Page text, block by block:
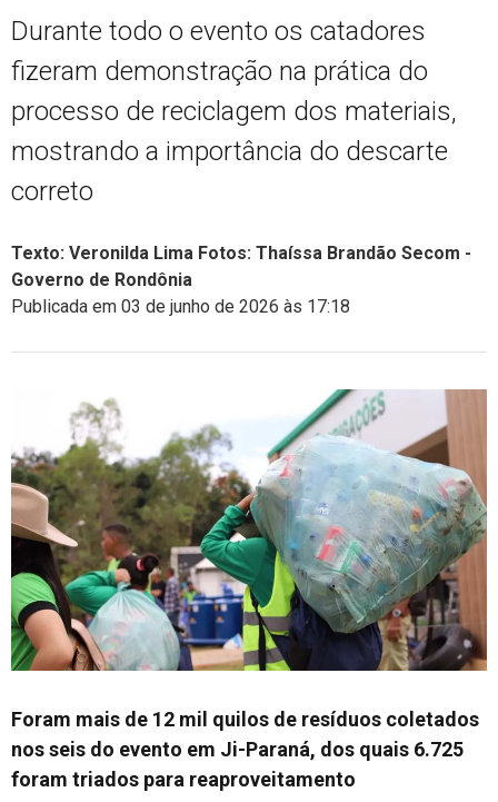
Durante todo o evento os catadores
fizeram demonstração na prática do
processo de reciclagem dos materiais,
mostrando a importância do descarte
correto
Texto: Veronilda Lima Fotos: Thaíssa Brandão Secom -
Governo de Rondônia
Publicada em 03 de junho de 2026 às 17:18
Foram mais de 12 mil quilos de resíduos coletados
nos seis do evento em Ji-Paraná, dos quais 6.725
foram triados para reaproveitamento